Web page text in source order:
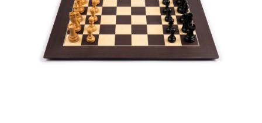
SCHACH ONLINE
SCHACH-MERCH